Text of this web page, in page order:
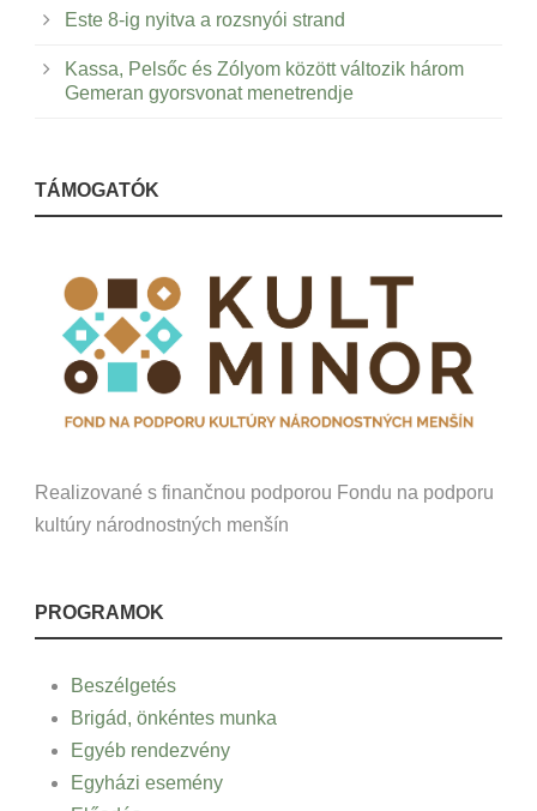
Este 8-ig nyitva a rozsnyói strand
Kassa, Pelsőc és Zólyom között változik három
Gemeran gyorsvonat menetrendje
TÁMOGATÓK
Realizované s finančnou podporou Fondu na podporu
kultúry národnostných menšín
PROGRAMOK
Beszélgetés
Brigád, önkéntes munka
Egyéb rendezvény
Egyházi esemény